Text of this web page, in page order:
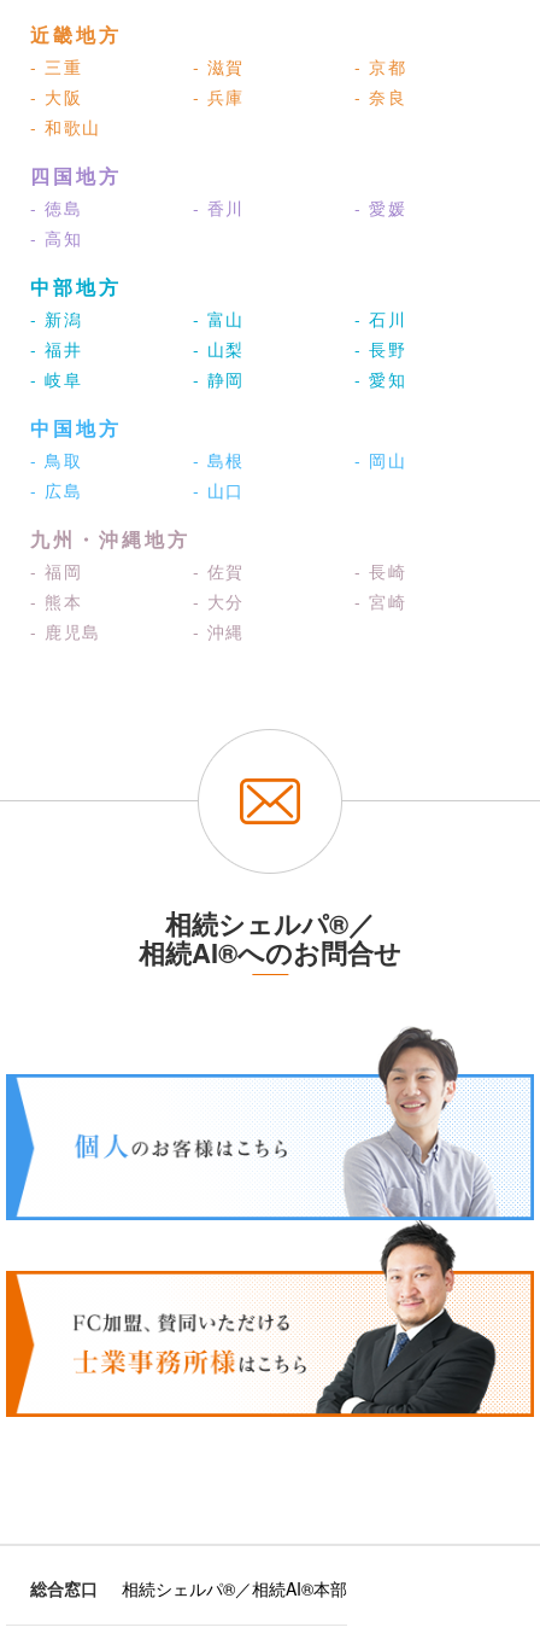
近畿地方
- 三重 - 滋賀
- 京都
- 大阪
- 兵庫
- 奈良
- 和歌山
四国地方
- 徳島 - 香川
- 愛媛
- 高知
中部地方
- 新潟 - 富山
- 石川
- 福井
- 山梨
- 長野
- 岐阜
- 静岡 - 愛知
中国地方
- 鳥取 - 島根
- 岡山
- 広島
- 山口
九州・沖縄地方
- 福岡 - 佐賀
- 長崎
- 熊本
- 大分
- 宮崎
- 鹿児島
- 沖縄
相続シェルパ®／
相続AI®へのお問合せ
総合窓口 相続シェルパ®／相続AI®本部